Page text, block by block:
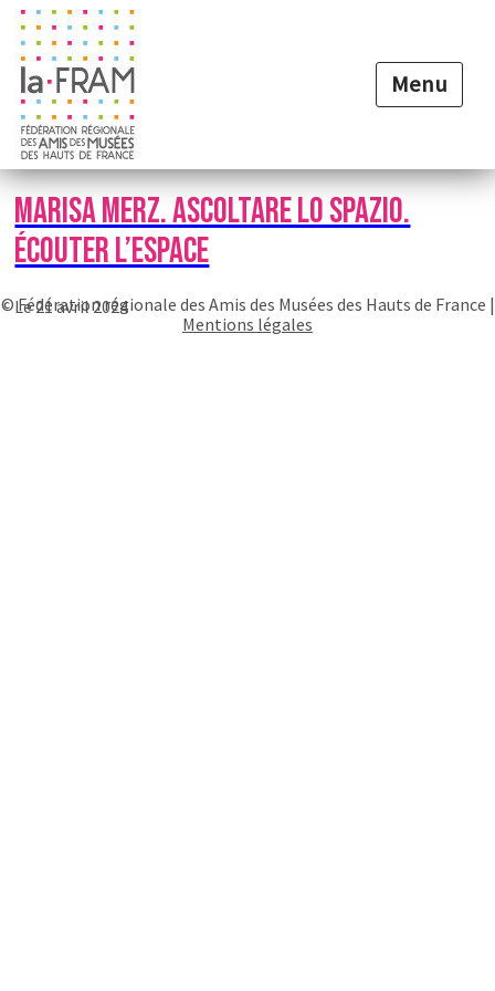
Menu
LA FÉDÉRATION
LES ACTIONS
MUSÉE POUR TOUS
MARISA MERZ. ASCOLTARE LO SPAZIO.
ÉCOUTER L’ESPACE
Le 21 avril 2024
© Fédération régionale des Amis des Musées des Hauts de France |
Mentions légales